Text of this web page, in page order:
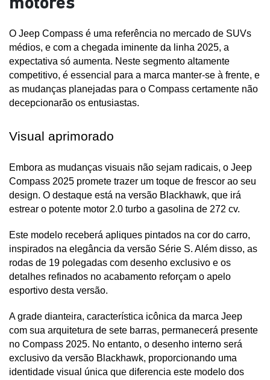
motores
O Jeep Compass é uma referência no mercado de SUVs
médios, e com a chegada iminente da linha 2025, a
expectativa só aumenta. Neste segmento altamente
competitivo, é essencial para a marca manter-se à frente, e
as mudanças planejadas para o Compass certamente não
decepcionarão os entusiastas.
Visual aprimorado
Embora as mudanças visuais não sejam radicais, o Jeep
Compass 2025 promete trazer um toque de frescor ao seu
design. O destaque está na versão Blackhawk, que irá
estrear o potente motor 2.0 turbo a gasolina de 272 cv.
Este modelo receberá apliques pintados na cor do carro,
inspirados na elegância da versão Série S. Além disso, as
rodas de 19 polegadas com desenho exclusivo e os
detalhes refinados no acabamento reforçam o apelo
esportivo desta versão.
A grade dianteira, característica icônica da marca Jeep
com sua arquitetura de sete barras, permanecerá presente
no Compass 2025. No entanto, o desenho interno será
exclusivo da versão Blackhawk, proporcionando uma
identidade visual única que diferencia este modelo dos